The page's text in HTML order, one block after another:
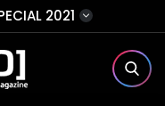
2021